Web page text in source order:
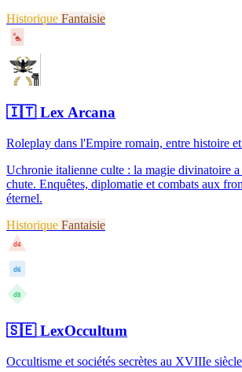
Historique Fantaisie
♠
🇮🇹Lex Arcana
Roleplay dans l'Empire romain, entre histoire
Uchronie italienne culte : la magie divinatoire a
chute. Enquêtes, diplomatie et combats aux
éternel.
Historique Fantaisie
d4
d6
d8
🇸🇪LexOccultum
Occultisme et sociétés secrètes au XVIIIe siècle